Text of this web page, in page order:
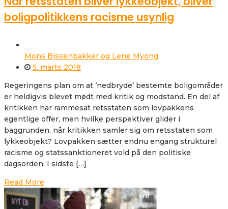
boligpolitikkens racisme usynlig
Mons Bissenbakker og Lene Myong
5. marts 2018
Regeringens plan om at ’nedbryde’ bestemte boligområder
er heldigvis blevet mødt med kritik og modstand. En del af
kritikken har rammesat retsstaten som lovpakkens
egentlige offer, men hvilke perspektiver glider i
baggrunden, når kritikken samler sig om retsstaten som
lykkeobjekt? Lovpakken sætter endnu engang strukturel
racisme og statssanktioneret vold på den politiske
dagsorden. I sidste […]
Read More